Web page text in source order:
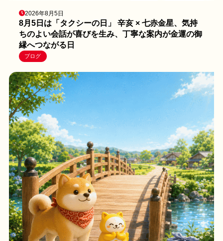
2026年8月5日
8月5日は「タクシーの日」 辛亥 × 七赤金星、気持
ちのよい会話が喜びを生み、丁寧な案内が金運の御
縁へつながる日
ブログ